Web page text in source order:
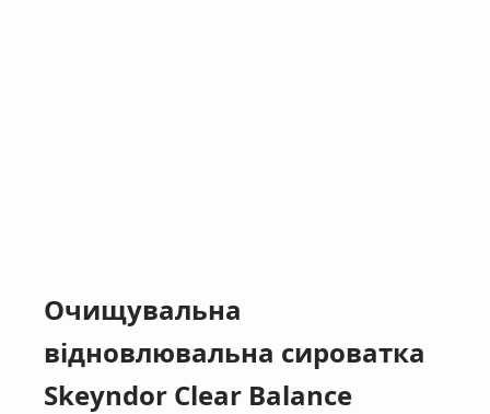
Очищувальна
відновлювальна сироватка
Skeyndor Clear Balance